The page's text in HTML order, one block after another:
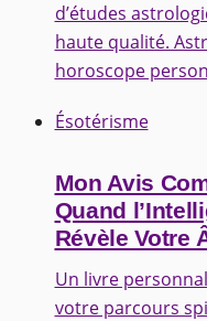
d’études
haute qualité.
horoscope
Ésotérisme
Mon Avis
Quand
Révèle Votre
Un livre
votre parcours